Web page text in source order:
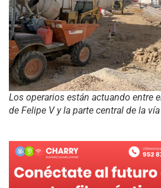
Los operarios están actuando entre
de Felipe V y la parte central de la vía